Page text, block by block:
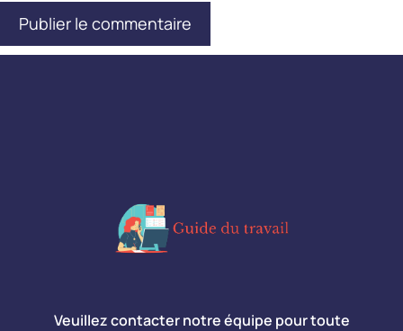
Veuillez contacter notre équipe pour toute